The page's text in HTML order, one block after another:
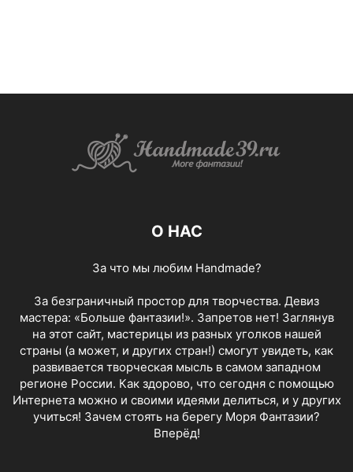
О НАС
За что мы любим Handmade?
За безграничный простор для творчества. Девиз
мастера: «Больше фантазии!». Запретов нет! Заглянув
на этот сайт, мастерицы из разных уголков нашей
страны (а может, и других стран!) смогут увидеть, как
развивается творческая мысль в самом западном
регионе России. Как здорово, что сегодня с помощью
Интернета можно и своими идеями делиться, и у других
учиться! Зачем стоять на берегу Моря Фантазии?
Вперёд!